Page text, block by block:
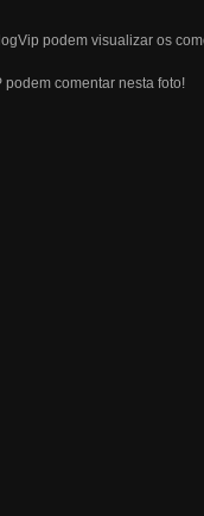
podem visualizar os
comentar nesta foto!